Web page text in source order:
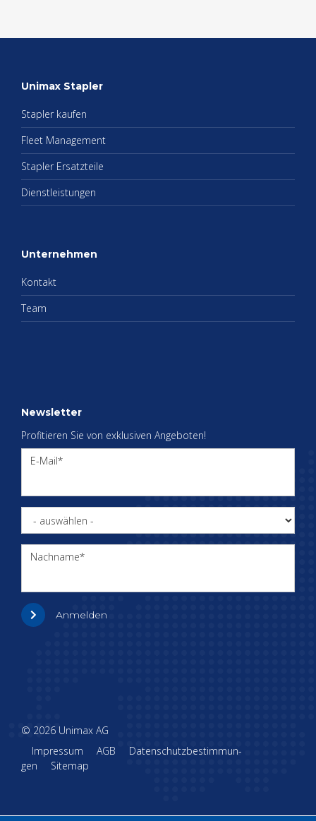
Uni­max Stap­ler
Stap­ler kau­fen
Fleet Ma­nage­ment
Stap­ler Er­satz­tei­le
Dienst­leis­tun­gen
Un­ter­neh­men
Kon­takt
Team
News­let­ter
Pro­fi­tie­ren Sie von ex­klu­si­ven An­ge­bo­ten!
E-Mail
Nachname
Anmelden
© 2026 Uni­max AG
Im­pres­sum
AGB
Da­ten­schutz­be­stim­mun­
gen
Sitemap